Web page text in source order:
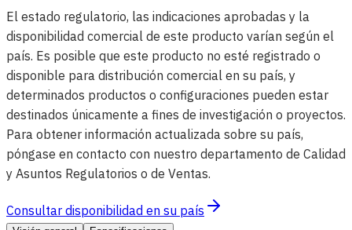
El estado regulatorio, las indicaciones aprobadas y la
disponibilidad comercial de este producto varían según el
país. Es posible que este producto no esté registrado o
disponible para distribución comercial en su país, y
determinados productos o configuraciones pueden estar
destinados únicamente a fines de investigación o proyectos.
Para obtener información actualizada sobre su país,
póngase en contacto con nuestro departamento de Calidad
y Asuntos Regulatorios o de Ventas.
Consultar disponibilidad en su país